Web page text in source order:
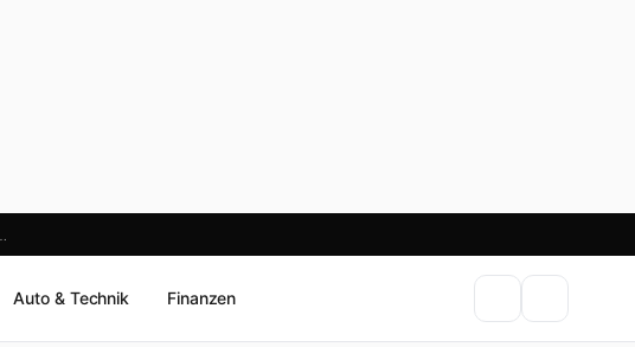
Auto & Technik Finanzen